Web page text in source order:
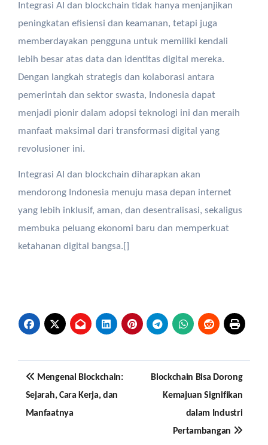
Integrasi AI dan blockchain tidak hanya menjanjikan
peningkatan efisiensi dan keamanan, tetapi juga
memberdayakan pengguna untuk memiliki kendali
lebih besar atas data dan identitas digital mereka.
Dengan langkah strategis dan kolaborasi antara
pemerintah dan sektor swasta, Indonesia dapat
menjadi pionir dalam adopsi teknologi ini dan meraih
manfaat maksimal dari transformasi digital yang
revolusioner ini.
Integrasi AI dan blockchain diharapkan akan
mendorong Indonesia menuju masa depan internet
yang lebih inklusif, aman, dan desentralisasi, sekaligus
membuka peluang ekonomi baru dan memperkuat
ketahanan digital bangsa.[]
Post
navigation
Mengenal Blockchain:
Sejarah, Cara Kerja, dan
Manfaatnya
Blockchain Bisa Dorong
Kemajuan Signifikan
dalam Industri
Pertambangan